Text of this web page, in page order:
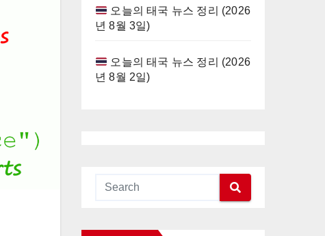
오늘의 태국 뉴스 정리 (2026
년 8월 3일)
오늘의 태국 뉴스 정리 (2026
년 8월 2일)